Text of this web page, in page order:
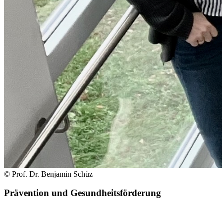
© Prof. Dr. Benjamin Schüz
Prävention und Gesundheitsförderung